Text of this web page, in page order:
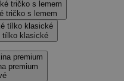
tričko s lemem
tílko klasické
premium